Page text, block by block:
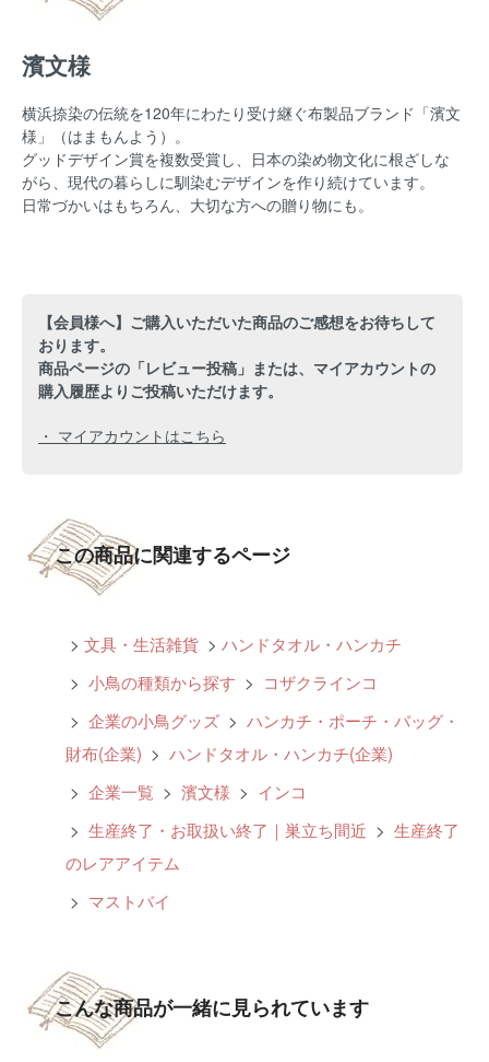
濱文様
横浜捺染の伝統を120年にわたり受け継ぐ布製品ブランド「濱文
様」（はまもんよう）。
グッドデザイン賞を複数受賞し、日本の染め物文化に根ざしな
がら、現代の暮らしに馴染むデザインを作り続けています。
日常づかいはもちろん、大切な方への贈り物にも。
【会員様へ】ご購入いただいた商品のご感想をお待ちして
おります。
商品ページの「レビュー投稿」または、マイアカウントの
購入履歴よりご投稿いただけます。
・ マイアカウントはこちら
この商品に関連するページ
> 文具・生活雑貨 > ハンドタオル・ハンカチ
> 小鳥の種類から探す > コザクラインコ
> 企業の小鳥グッズ > ハンカチ・ポーチ・バッグ・
財布(企業) > ハンドタオル・ハンカチ(企業)
> 企業一覧 > 濱文様 > インコ
> 生産終了・お取扱い終了｜巣立ち間近 > 生産終了
のレアアイテム
> マストバイ
こんな商品が一緒に見られています